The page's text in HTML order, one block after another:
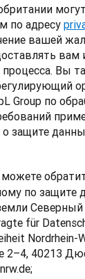
по адресу
вашей
Вы
Group по
о защите
по защите
Северный
für
Nordrhein-
2–4, 40213